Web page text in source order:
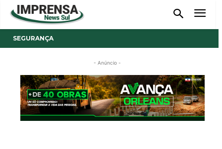
SEGURANÇA
- Anúncio -